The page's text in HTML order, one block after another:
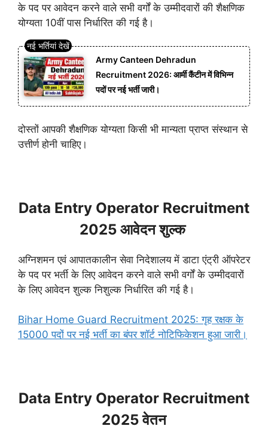
के पद पर आवेदन करने वाले सभी वर्गों के उम्मीदवारों की शैक्षणिक
योग्यता 10वीं पास निर्धारित की गई है।
Army Canteen Dehradun
Recruitment 2026: आर्मी कैंटीन में विभिन्न
पदों पर नई भर्ती जारी।
दोस्तों आपकी शैक्षणिक योग्यता किसी भी मान्यता प्राप्त संस्थान से
उत्तीर्ण होनी चाहिए।
Data Entry Operator Recruitment
2025 आवेदन शुल्क
अग्निशमन एवं आपातकालीन सेवा निदेशालय में डाटा एंट्री ऑपरेटर
के पद पर भर्ती के लिए आवेदन करने वाले सभी वर्गों के उम्मीदवारों
के लिए आवेदन शुल्क निशुल्क निर्धारित की गई है।
Bihar Home Guard Recruitment 2025: गृह रक्षक के
15000 पदों पर नई भर्ती का बंपर शॉर्ट नोटिफिकेशन हुआ जारी।
Data Entry Operator Recruitment
2025 वेतन